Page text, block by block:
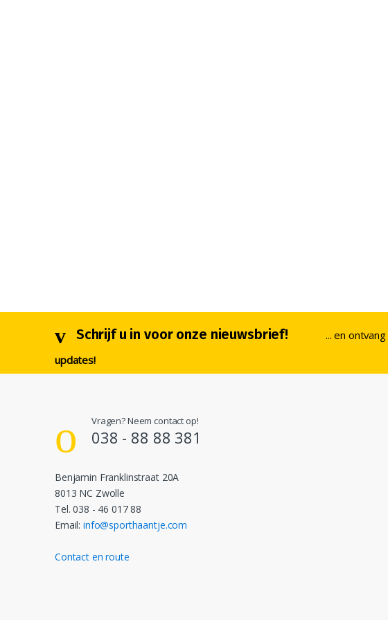
Schrijf u in voor onze nieuwsbrief! ... en ontvang
updates!
Vragen? Neem contact op!
038 - 88 88 381
Benjamin Franklinstraat 20A
8013 NC Zwolle
Tel. 038 - 46 017 88
Email:info@sporthaantje.com
Contact en route